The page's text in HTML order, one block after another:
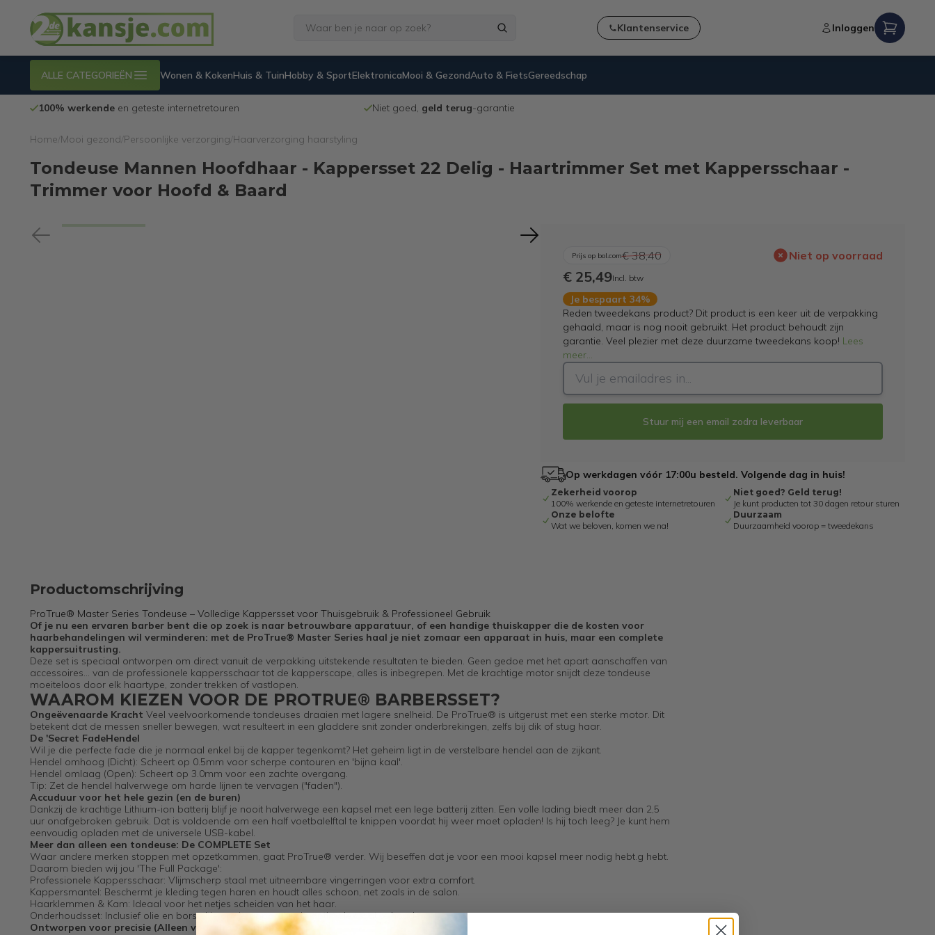
Klantenservice Inloggen
ALLE CATEGORIEËN Wonen & KokenHuis & TuinHobby & SportElektronicaMooi & GezondAuto & FietsGereedschap
100% werkendeen geteste internetretouren Niet goed, geld terug-garantie
Home Mooi gezond Persoonlijke verzorging Haarverzorging haarstyling
Tondeuse Mannen Hoofdhaar - Kappersset 22 Delig - Haartrimmer Set met Kappersschaar -
Trimmer voor Hoofd & Baard
Prijs op bol.com€ 38,40 Niet op voorraad
€ 25,49Incl. btw
Je bespaart 34%
Reden tweedekans product? Dit product is een keer uit de verpakking
gehaald, maar is nog nooit gebruikt. Het product behoudt zijn
garantie. Veel plezier met deze duurzame tweedekans koop! Lees
meer...
Stuur mij een email zodra leverbaar
Op werkdagen vóór 17:00u besteld. Volgende dag in huis!
Zekerheid voorop
100% werkende en geteste internetretouren
Niet goed? Geld terug!
Je kunt producten tot 30 dagen retour sturen
Onze belofte
Wat we beloven, komen we na!
Duurzaam
Duurzaamheid voorop = tweedekans
Productomschrijving
ProTrue® Master Series Tondeuse – Volledige Kappersset voor Thuisgebruik & Professioneel Gebruik
Of je nu een ervaren barber bent die op zoek is naar betrouwbare apparatuur, of een handige thuiskapper die de kosten voor
haarbehandelingen wil verminderen: met de ProTrue® Master Series haal je niet zomaar een apparaat in huis, maar een complete
kappersuitrusting.
Deze set is speciaal ontworpen om direct vanuit de verpakking uitstekende resultaten te bieden. Geen gedoe met het apart aanschaffen van
accessoires... van de professionele kappersschaar tot de kapperscape, alles is inbegrepen. Met de krachtige motor snijdt deze tondeuse
moeiteloos door elk haartype, zonder trekken of vastlopen.
WAAROM KIEZEN VOOR DE PROTRUE® BARBERSSET?
Ongeëvenaarde Kracht Veel veelvoorkomende tondeuses draaien met lagere snelheid. De ProTrue® is uitgerust met een sterke motor. Dit
betekent dat de messen sneller bewegen, wat resulteert in een gladdere snit zonder onderbrekingen, zelfs bij dik of stug haar.
De 'Secret FadeHendel
Wil je die perfecte fade die je normaal enkel bij de kapper tegenkomt? Het geheim ligt in de verstelbare hendel aan de zijkant.
Hendel omhoog (Dicht): Scheert op 0.5mm voor scherpe contouren en 'bijna kaal'.
Hendel omlaag (Open): Scheert op 3.0mm voor een zachte overgang.
Tip: Zet de hendel halverwege om harde lijnen te vervagen ("faden").
Accuduur voor het hele gezin (en de buren)
Dankzij de krachtige Lithium-ion batterij blijf je nooit halverwege een kapsel met een lege batterij zitten. Een volle lading biedt meer dan 2,5
uur onafgebroken gebruik. Dat is voldoende om een half voetbalelftal te knippen voordat hij weer moet opladen! Is hij toch leeg? Je kunt hem
eenvoudig opladen met de universele USB-kabel.
Meer dan alleen een tondeuse: De COMPLETE Set
Waar andere merken stoppen met opzetkammen, gaat ProTrue® verder. Wij beseffen dat je voor een mooi kapsel meer nodig hebt.g hebt.
Daarom bieden wij jou 'The Full Package':
Professionele Kappersschaar: Vlijmscherp staal met uitneembare vingerringen voor extra comfort.
Kappersmantel: Beschermt je kleding tegen haren en houdt alles schoon, net zoals in de salon.
Haarklemmen & Kam: Ideaal voor het netjes scheiden van het haar.
Onderhoudsset: Inclusief olie en borsteltje om je apparaten in optimale staat te houden.
Ontworpen voor precisie (Alleen voor droog knippen)